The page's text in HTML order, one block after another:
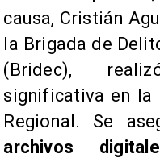
causa, Cristián
la Brigada de
(Bridec),
significativa en la
Regional. Se
archivos